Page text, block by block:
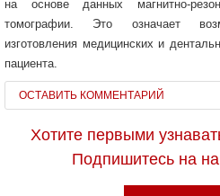
на основе данных магнитно-
томографии. Это означает
изготовления медицинских и
пациента.
ОСТАВИТЬ КОММЕНТАРИЙ
Хотите первыми
Подпишитесь на